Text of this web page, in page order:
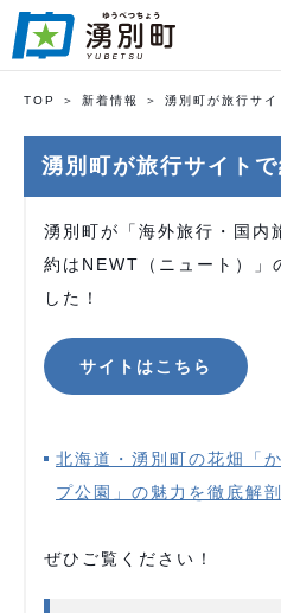
TOP 新着情報 湧別町が旅行サイ
湧別町が旅行サイトで
湧別町が「海外旅行・国内
約はNEWT（ニュート）」
した！
サイトはこちら
北海道・湧別町の花畑「
プ公園」の魅力を徹底解剖
ぜひご覧ください！